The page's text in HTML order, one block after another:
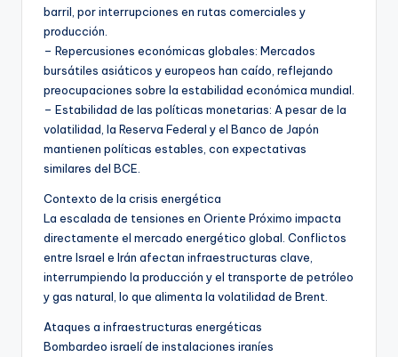
barril, por interrupciones en rutas comerciales y
producción.
– Repercusiones económicas globales: Mercados
bursátiles asiáticos y europeos han caído, reflejando
preocupaciones sobre la estabilidad económica mundial.
– Estabilidad de las políticas monetarias: A pesar de la
volatilidad, la Reserva Federal y el Banco de Japón
mantienen políticas estables, con expectativas
similares del BCE.
Contexto de la crisis energética
La escalada de tensiones en Oriente Próximo impacta
directamente el mercado energético global. Conflictos
entre Israel e Irán afectan infraestructuras clave,
interrumpiendo la producción y el transporte de petróleo
y gas natural, lo que alimenta la volatilidad de Brent.
Ataques a infraestructuras energéticas
Bombardeo israelí de instalaciones iraníes